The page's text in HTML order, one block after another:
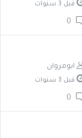
قبل 3 سنوات
ابومروان
قبل 3 سنوات